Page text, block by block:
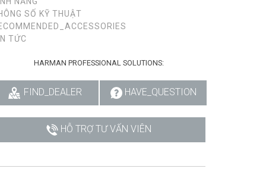
SỐ KỸ THUẬT
TỨC
HARMAN PROFESSIONAL SOLUTIONS:
FIND_DEALER HAVE_QUESTION
HỖ TRỢ TƯ VẤN VIÊN